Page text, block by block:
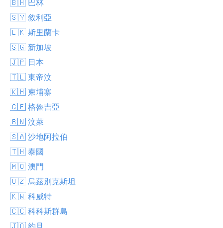
🇧🇭 巴林
🇸🇾 敘利亞
🇱🇰 斯里蘭卡
🇸🇬 新加坡
🇯🇵 日本
🇹🇱 東帝汶
🇰🇭 柬埔寨
🇬🇪 格魯吉亞
🇧🇳 汶萊
🇸🇦 沙地阿拉伯
🇹🇭 泰國
🇲🇴 澳門
🇺🇿 烏茲別克斯坦
🇰🇼 科威特
🇨🇨 科科斯群島
🇯🇴 約旦